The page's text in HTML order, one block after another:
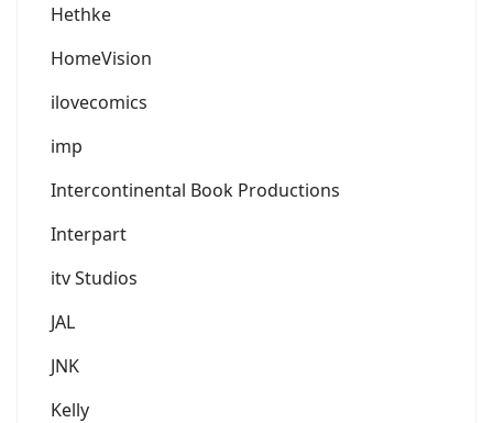
Hethke
HomeVision
ilovecomics
imp
Intercontinental Book Productions
Interpart
itv Studios
JAL
JNK
Kelly